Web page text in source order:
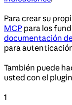
Para crear su
MCP para los
documentación
para
También puede
usted con el
1